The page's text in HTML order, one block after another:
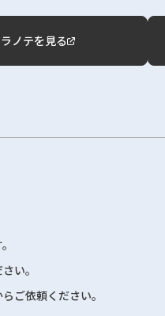
ラノテを見る
い。
ご依頼ください。